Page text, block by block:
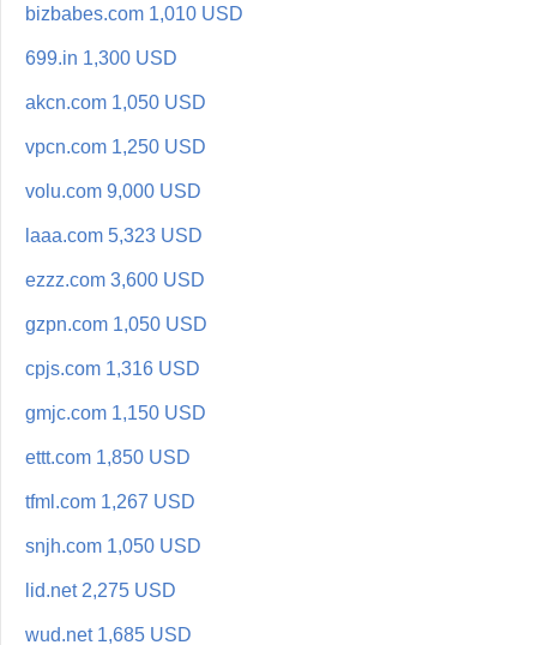
bizbabes.com 1,010 USD
699.in 1,300 USD
akcn.com 1,050 USD
vpcn.com 1,250 USD
volu.com 9,000 USD
laaa.com 5,323 USD
ezzz.com 3,600 USD
gzpn.com 1,050 USD
cpjs.com 1,316 USD
gmjc.com 1,150 USD
ettt.com 1,850 USD
tfml.com 1,267 USD
snjh.com 1,050 USD
lid.net 2,275 USD
wud.net 1,685 USD